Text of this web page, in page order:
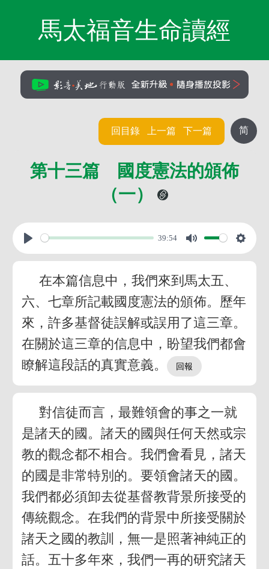
馬太福音生命讀經
简
回目錄 上一篇 下一篇
第十三篇 國度憲法的頒佈
（一）
39:54
在本篇信息中，我們來到馬太五、
六、七章所記載國度憲法的頒佈。歷年
來，許多基督徒誤解或誤用了這三章。
在關於這三章的信息中，盼望我們都會
瞭解這段話的真實意義。
對信徒而言，最難領會的事之一就
是諸天的國。諸天的國與任何天然或宗
教的觀念都不相合。我們會看見，諸天
的國是非常特別的。要領會諸天的國。
我們都必須卸去從基督教背景所接受的
傳統觀念。在我們的背景中所接受關於
諸天之國的教訓，無一是照著神純正的
話。五十多年來，我們一再的研究諸天